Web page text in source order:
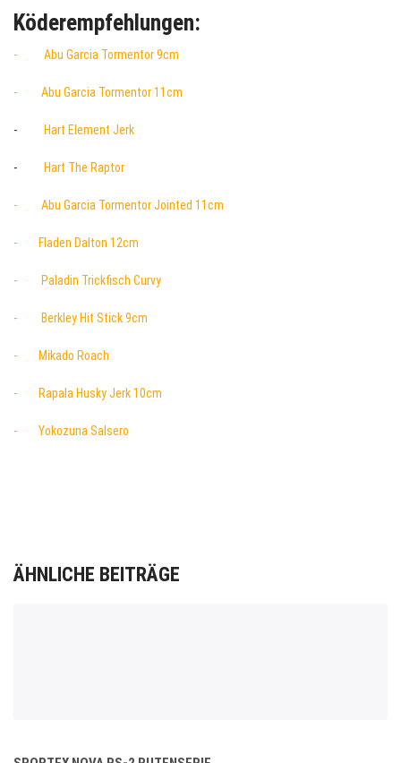
Köderempfehlungen:
- Abu Garcia Tormentor 9cm
- Abu Garcia Tormentor 11cm
- Hart Element Jerk
- Hart The Raptor
- Abu Garcia Tormentor Jointed 11cm
- Fladen Dalton 12cm
- Paladin Trickfisch Curvy
- Berkley Hit Stick 9cm
- Mikado Roach
- Rapala Husky Jerk 10cm
- Yokozuna Salsero
ÄHNLICHE BEITRÄGE